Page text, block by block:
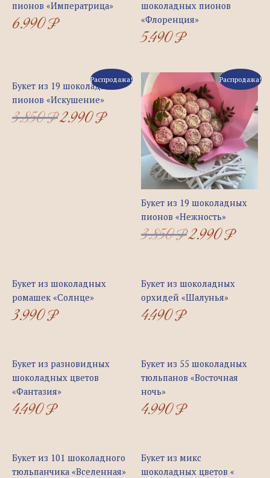
пионов «Императрица»
6.990₽
шоколадных пионов
«Флоренция»
5.490₽
Распродажа!
Букет из 19 шоколадных
пионов «Искушение»
3.850₽
Первоначальная
цена
составляла
3.850 ₽.
2.990₽
Текущая
цена:
Распродажа!
Букет из 19 шоколадных
пионов «Нежность»
3.850₽
Первоначальная
цена
составляла
3.850 ₽.
2.990₽
Текущая
цена:
Букет из шоколадных
ромашек «Солнце»
3.990₽
Букет из шоколадных
орхидей «Шалунья»
4.490₽
Букет из разновидных
шоколадных цветов
«Фантазия»
4.490₽
Букет из 55 шоколадных
тюльпанов «Восточная
ночь»
4.990₽
Букет из 101 шоколадного
тюльпанчика «Вселенная»
Букет из микс
шоколадных цветов «